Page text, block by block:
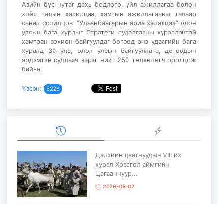
Азийн бүс нутаг дахь бодлого, үйл ажиллагаа болон
хоёр талын харилцаа, хамтын ажиллагааны талаар
санал солилцов. “Улаанбаатарын яриа хэлэлцээ” олон
улсын бага хурлыг Стратеги судалгааны хүрээлэнтэй
хамтран зохион байгуулдаг бөгөөд энэ удаагийн бага
хуралд 30 улс, олон улсын байгууллага, дотоодын
эрдэмтэн судлаач зэрэг нийт 250 төлөөлөгч оролцож
байна.
Үзсэн: 5226
Дэлхийн цаатнуудын VIII их
хурал Хөвсгөл аймгийн
Цагааннуур...
2026-08-07